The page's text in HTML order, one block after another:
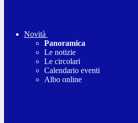
Novità
Panoramica
Le notizie
Le circolari
Calendario eventi
Albo online